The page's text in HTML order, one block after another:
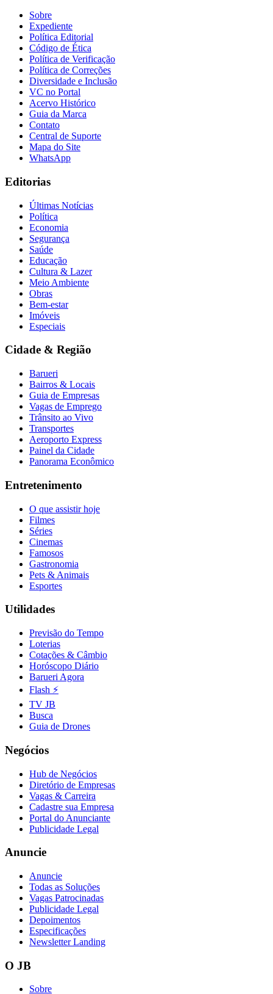
Flamengo
Fluminense
Vasco
Sobre
Expediente
Política Editorial
Código de Ética
Política de Verificação
Política de Correções
Diversidade e Inclusão
VC no Portal
Acervo Histórico
Guia da Marca
Contato
Central de Suporte
Mapa do Site
WhatsApp
Editorias
Últimas Notícias
Política
Economia
Segurança
Saúde
Educação
Cultura & Lazer
Meio Ambiente
Obras
Bem-estar
Imóveis
Especiais
Cidade & Região
Barueri
Bairros & Locais
Guia de Empresas
Vagas de Emprego
Trânsito ao Vivo
Transportes
Aeroporto Express
Painel da Cidade
Panorama Econômico
Entretenimento
O que assistir hoje
Filmes
Séries
Cinemas
Famosos
Gastronomia
Pets & Animais
Esportes
Utilidades
Previsão do Tempo
Loterias
Cotações & Câmbio
Horóscopo Diário
Barueri Agora
Flash ⚡
TV JB
Busca
Guia de Drones
Negócios
Hub de Negócios
Diretório de Empresas
Vagas & Carreira
Cadastre sua Empresa
Portal do Anunciante
Publicidade Legal
Anuncie
Anuncie
Todas as Soluções
Vagas Patrocinadas
Publicidade Legal
Depoimentos
Especificações
Newsletter Landing
O JB
Sobre